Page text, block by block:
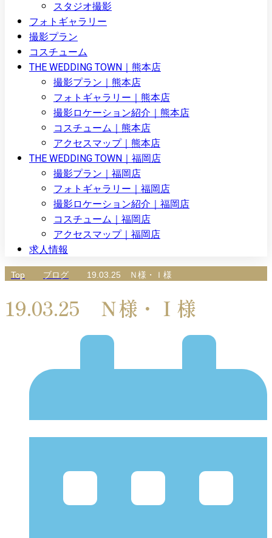
スタジオ撮影
フォトギャラリー
撮影プラン
コスチューム
THE WEDDING TOWN｜熊本店
撮影プラン｜熊本店
フォトギャラリー｜熊本店
撮影ロケーション紹介｜熊本店
コスチューム｜熊本店
アクセスマップ｜熊本店
THE WEDDING TOWN｜福岡店
撮影プラン｜福岡店
フォトギャラリー｜福岡店
撮影ロケーション紹介｜福岡店
コスチューム｜福岡店
アクセスマップ｜福岡店
求人情報
Top ブログ 19.03.25 Ｎ様・Ｉ様
19.03.25 Ｎ様・Ｉ様